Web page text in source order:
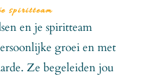
spiritteam
en je spiritteam
groei en met
Ze begeleiden jou